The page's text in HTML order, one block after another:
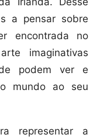
a pensar sobre
encontrada no
imaginativas
podem ver e
mundo ao seu
representar a